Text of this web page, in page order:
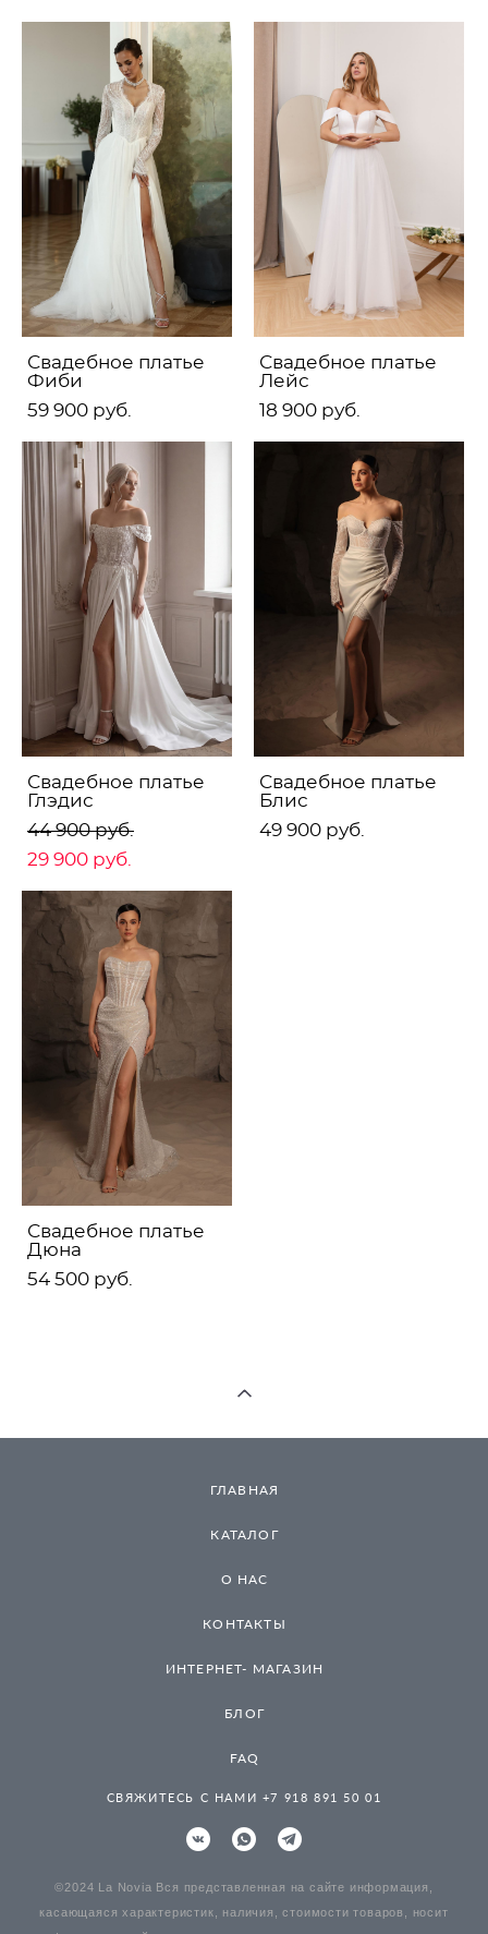
Свадебное платье
Фиби
59 900 pуб.
Свадебное платье
Лейс
18 900 pуб.
Свадебное платье
Глэдис
44 900 pуб.
29 900 pуб.
Свадебное платье
Блис
49 900 pуб.
Свадебное платье
Дюна
54 500 pуб.
ГЛАВНАЯ
КАТАЛОГ
О НАС
КОНТАКТЫ
ИНТЕРНЕТ- МАГАЗИН
БЛОГ
FAQ
СВЯЖИТЕСЬ С НАМИ +7 918 891 50 01
©2024 La Novia Вся представленная на сайте информация,
касающаяся характеристик, наличия, стоимости товаров, носит